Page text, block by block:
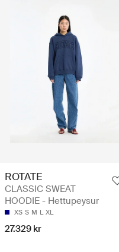
ROTATE
CLASSIC SWEAT
HOODIE - Hettupeysur
XS S M L XL
27.329 kr